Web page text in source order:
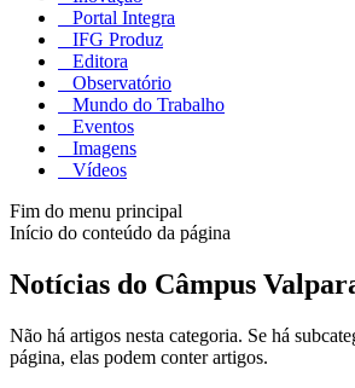
Portal Integra
IFG Produz
Editora
Observatório
Mundo do Trabalho
Eventos
Imagens
Vídeos
Fim do menu principal
Início do conteúdo da página
Notícias do Câmpus
Não há artigos nesta categoria. Se há
página, elas podem conter artigos.